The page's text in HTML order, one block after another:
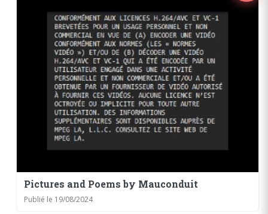
Pictures and Poems by Mauconduit
Publié le 19/08/2024